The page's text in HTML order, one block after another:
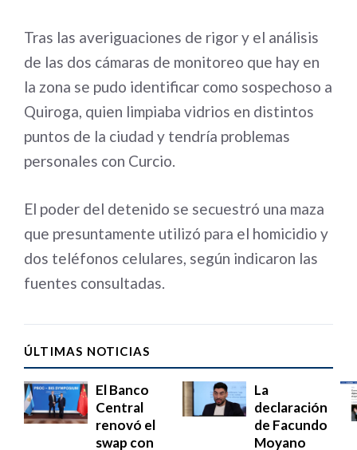
Tras las averiguaciones de rigor y el análisis
de las dos cámaras de monitoreo que hay en
la zona se pudo identificar como sospechoso a
Quiroga, quien limpiaba vidrios en distintos
puntos de la ciudad y tendría problemas
personales con Curcio.
El poder del detenido se secuestró una maza
que presuntamente utilizó para el homicidio y
dos teléfonos celulares, según indicaron las
fuentes consultadas.
ÚLTIMAS NOTICIAS
El Banco
Central
renovó el
swap con
La
declaración
de Facundo
Moyano